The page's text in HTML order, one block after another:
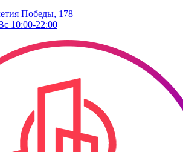
Победы, 178
10:00-22:00